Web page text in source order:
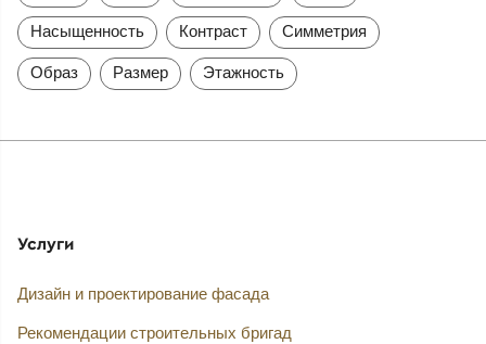
Насыщенность Контраст Симметрия
Образ Размер Этажность
Услуги
Дизайн и проектирование фасада
Рекомендации строительных бригад